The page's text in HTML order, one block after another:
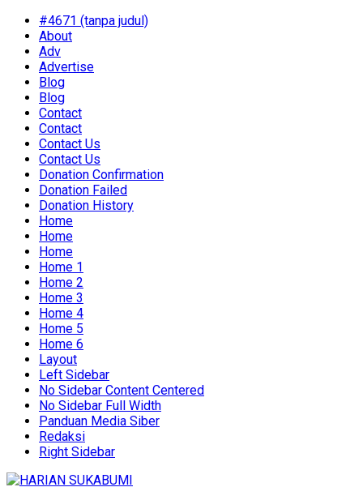
#4671 (tanpa judul)
About
Adv
Advertise
Blog
Blog
Contact
Contact
Contact Us
Contact Us
Donation Confirmation
Donation Failed
Donation History
Home
Home
Home
Home 1
Home 2
Home 3
Home 4
Home 5
Home 6
Layout
Left Sidebar
No Sidebar Content Centered
No Sidebar Full Width
Panduan Media Siber
Redaksi
Right Sidebar